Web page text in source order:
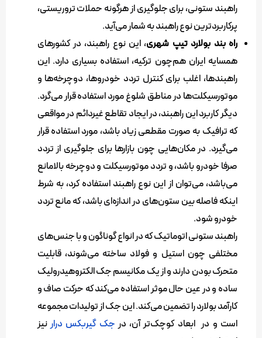
راهبند ستونی، برای جلوگیری از هرگونه حملات تروریستی،
پرکاربردترین نوع راهبند به شمار می‌آید.
راه بند بولارد تیپ شهری، این نوع راهبند، در کشورهای
همسایه ایران هم‌چون ترکیه، استفاده بسیاری دارد. این
راهبندها، اغلب برای کنترل تردد خودروها، دوچرخه‌ها و
موتورسیکلت‌ها در مناطق شلوغ مورد استفاده قرار می‌گرد.
دیگر کاربرد این راهبند، در ایجاد تقاطع غیردائم در مواقعی
که ترافیک به صورت مقطعی زیاد باشد، مورد استفاده قرار
می‌گیرد. در مکان‌هایی چون بازارها برای جلوگیری از تردد
صرفا خودرو باشد، و تردد موتورسیکلت و دوچرخه بالامانع
می‌باشد، می‌توان از این نوع راهبند استفاده کرد، به شرط
اینکه فاصله بین ستون‌های در اندازه‌ای باشد، که مانع تردد
خودرو شود.
راهبند ستونی اتوماتیک که در انواع گوناگون و با جنس‌های
مختلفی چون استیل و فولاد ساخته می‌شوند، قابلیت
متحرک بودن دارند و از یک مکانیسم جک الکتروهیدرولیک
ساده و در عین حال موثر استفاده می‌کند که حرکت صاف و
کارآمد بولارد را تضمین می‌کند. این جک از تولیدات مجموعه
است و در ابعاد کوچک‌تر آن، در جک گیربکس درارنیز